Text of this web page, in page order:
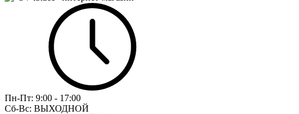
Пн-Пт: 9:00 - 17:00
Сб-Вс: ВЫХОДНОЙ